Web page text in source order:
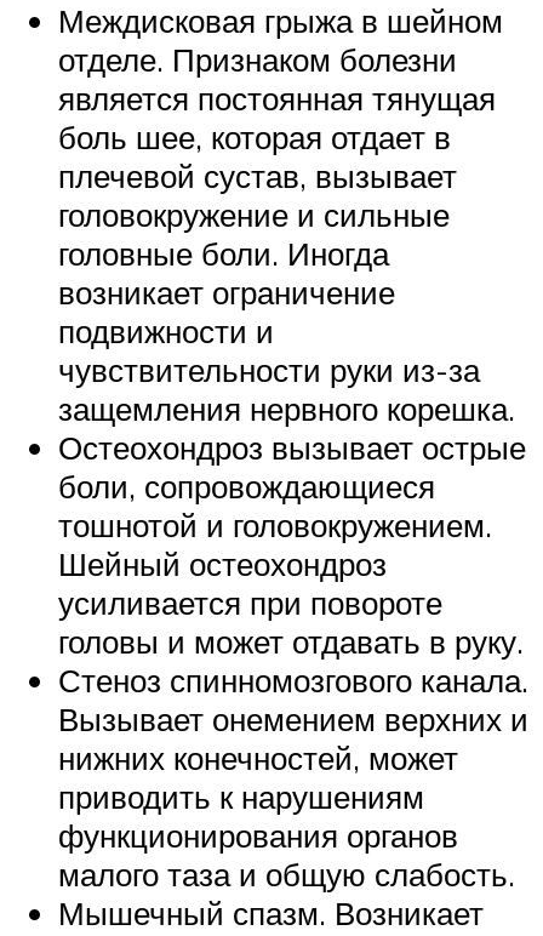
Междисковая грыжа в шейном
отделе. Признаком болезни
является постоянная тянущая
боль шее, которая отдает в
плечевой сустав, вызывает
головокружение и сильные
головные боли. Иногда
возникает ограничение
подвижности и
чувствительности руки из-за
защемления нервного корешка.
Остеохондроз вызывает острые
боли, сопровождающиеся
тошнотой и головокружением.
Шейный остеохондроз
усиливается при повороте
головы и может отдавать в руку.
Стеноз спинномозгового канала.
Вызывает онемением верхних и
нижних конечностей, может
приводить к нарушениям
функционирования органов
малого таза и общую слабость.
Мышечный спазм. Возникает